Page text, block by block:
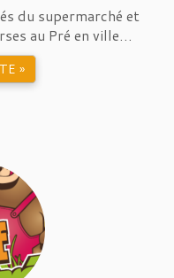
du supermarché et
au Pré en ville…
»